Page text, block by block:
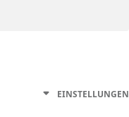
EINSTELLUNGEN